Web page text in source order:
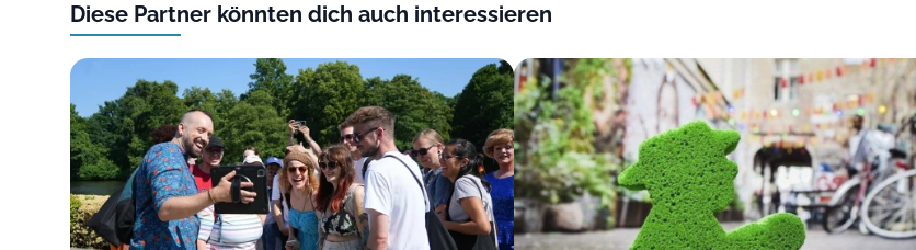
Diese Partner könnten dich auch interessieren